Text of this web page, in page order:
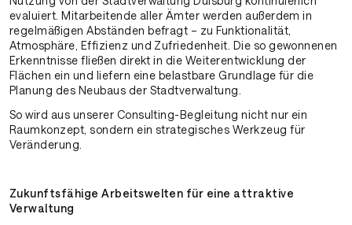
evaluiert. Mitarbeitende aller Ämter werden außerdem in
regelmäßigen Abständen befragt – zu Funktionalität,
Atmosphäre, Effizienz und Zufriedenheit. Die so gewonnenen
Erkenntnisse fließen direkt in die Weiterentwicklung der
Flächen ein und liefern eine belastbare Grundlage für die
Planung des Neubaus der Stadtverwaltung.
So wird aus unserer Consulting-Begleitung nicht nur ein
Raumkonzept, sondern ein strategisches Werkzeug für
Veränderung.
Zukunftsfähige Arbeitswelten für eine attraktive
Verwaltung